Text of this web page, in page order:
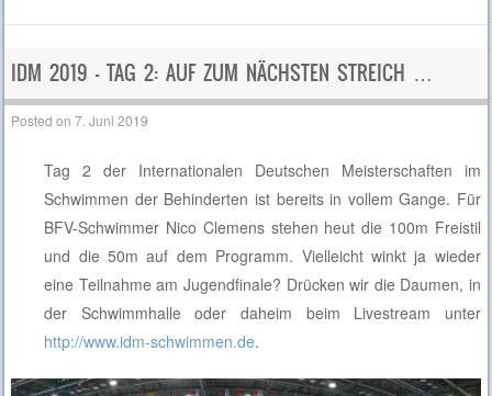
IDM 2019 – TAG 2: AUF ZUM NÄCHSTEN STREICH …
Posted on7. Juni 2019
Tag 2 der Internationalen Deutschen Meisterschaften im
Schwimmen der Behinderten ist bereits in vollem Gange. Für
BFV-Schwimmer Nico Clemens stehen heut die 100m Freistil
und die 50m auf dem Programm. Vielleicht winkt ja wieder
eine Teilnahme am Jugendfinale? Drücken wir die Daumen, in
der Schwimmhalle oder daheim beim Livestream unter
http://www.idm-schwimmen.de.